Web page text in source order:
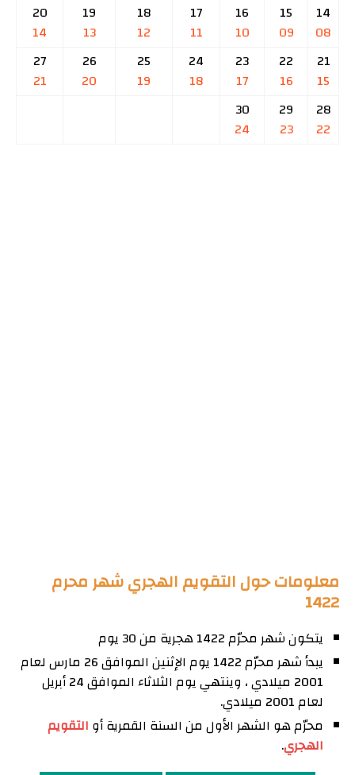
14
08
15
09
16
10
17
11
18
12
19
13
20
14
21
15
22
16
23
17
24
18
25
19
26
20
27
21
28
22
29
23
30
24
معلومات حول التقويم الهجري شهر محرم
1422
يتكون شهر محرّم 1422 هجرية من 30 يوم
يبدأ شهر محرّم 1422 يوم الإثنين الموافق 26 مارس لعام
2001 ميلادي ، وينتهي يوم الثلاثاء الموافق 24 أبريل
لعام 2001 ميلادي.
محرّم هو الشهر الأول من السنة القمرية أو التقويم
الهجري.